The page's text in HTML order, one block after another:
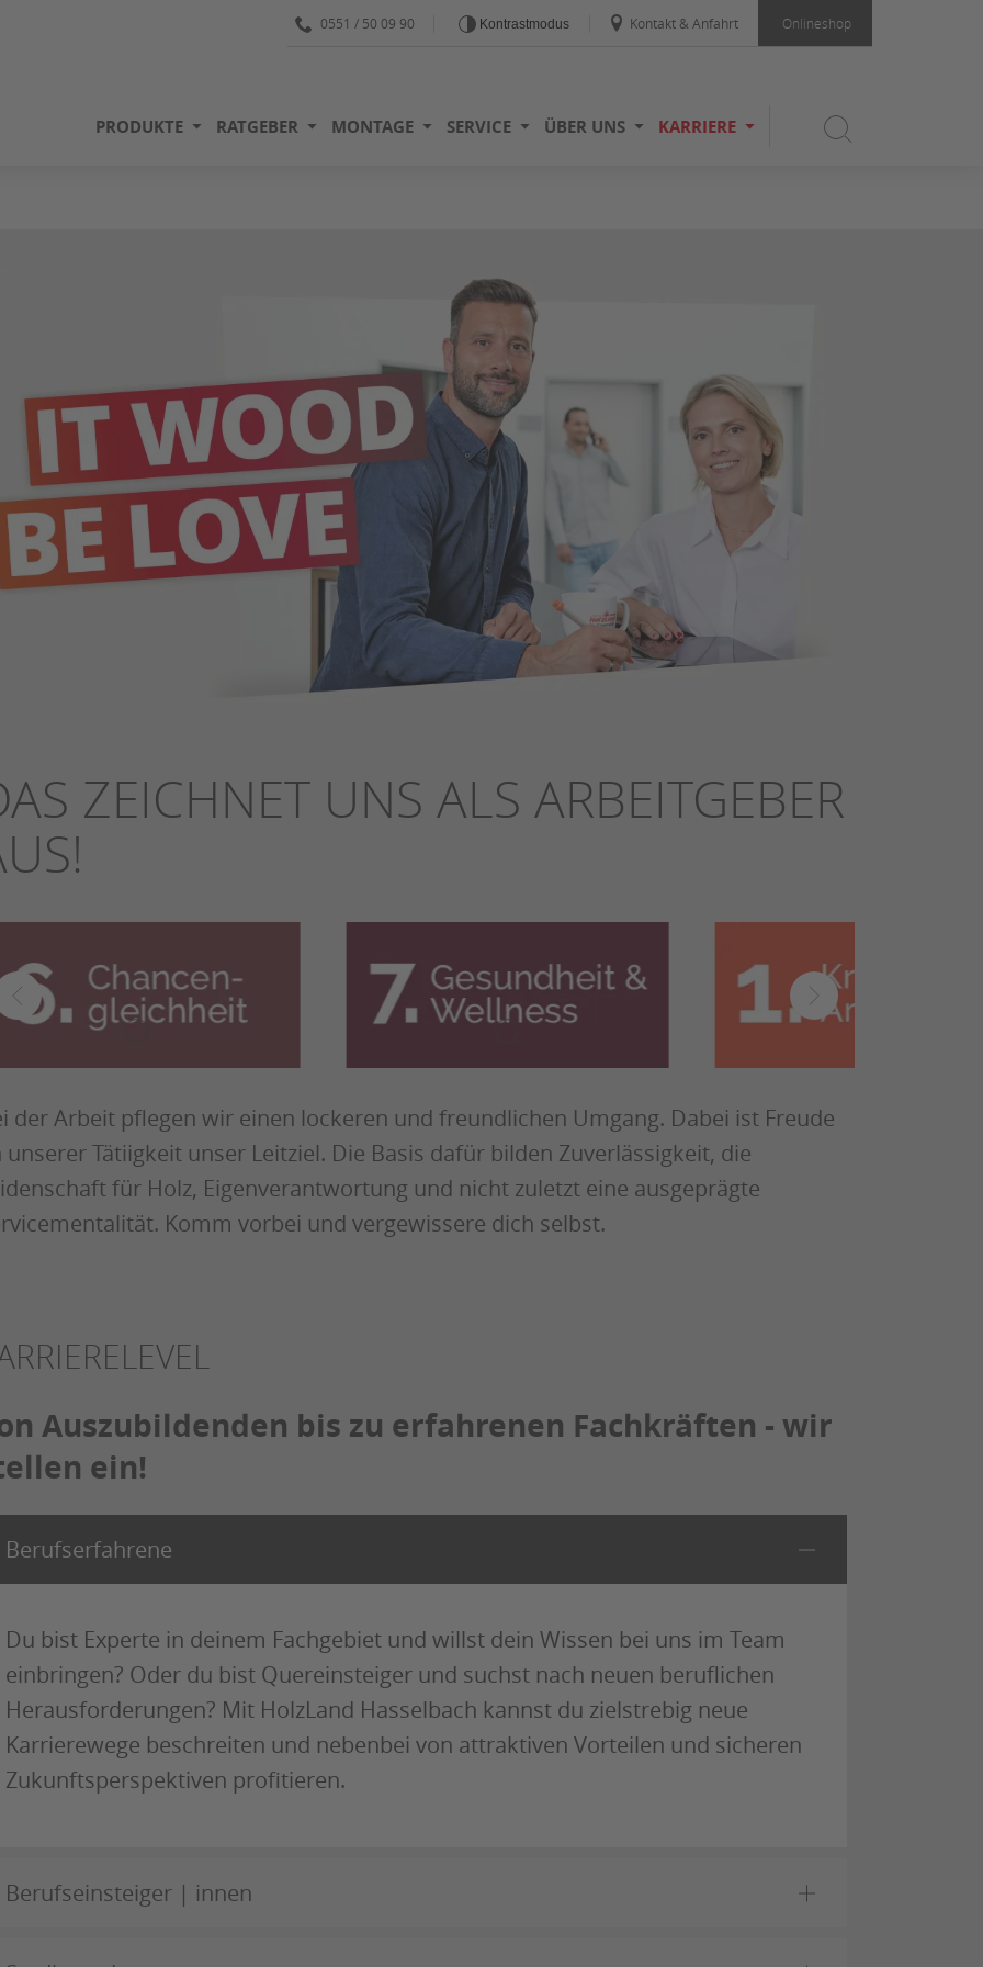
0551 / 50 09 90 Kontrastmodus Kontakt & Anfahrt Onlineshop
PRODUKTE RATGEBER MONTAGE SERVICE ÜBER UNS KARRIERE
ZEICHNET UNS ALS ARBEITGEBER
der Arbeit pflegen wir einen lockeren und freundlichen Umgang. Dabei ist Freude
unserer Tätiigkeit unser Leitziel. Die Basis dafür bilden Zuverlässigkeit, die
für Holz, Eigenverantwortung und nicht zuletzt eine ausgeprägte
Komm vorbei und vergewissere dich selbst.
Auszubildenden bis zu erfahrenen Fachkräften - wir
ein!
Berufserfahrene
Du bist Experte in deinem Fachgebiet und willst dein Wissen bei uns im Team
einbringen? Oder du bist Quereinsteiger und suchst nach neuen beruflichen
Herausforderungen? Mit HolzLand Hasselbach kannst du zielstrebig neue
Karrierewege beschreiten und nebenbei von attraktiven Vorteilen und sicheren
Zukunftsperspektiven profitieren.
Berufseinsteiger | innen